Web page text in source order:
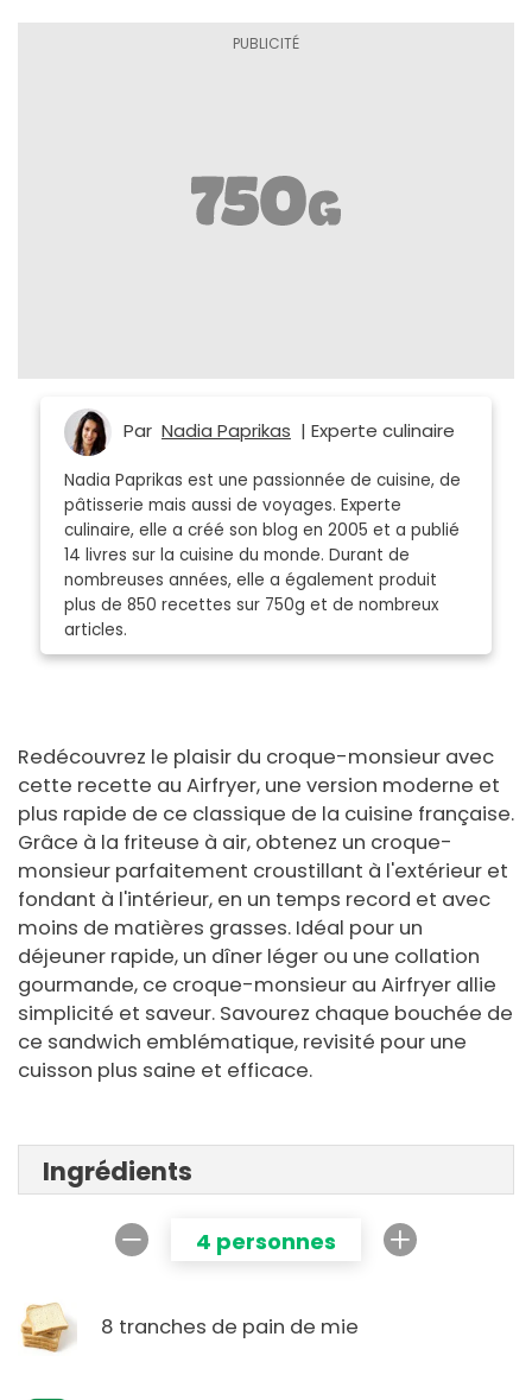
Par Nadia Paprikas | Experte culinaire
Nadia Paprikas est une passionnée de cuisine, de
pâtisserie mais aussi de voyages. Experte
culinaire, elle a créé son blog en 2005 et a publié
14 livres sur la cuisine du monde. Durant de
nombreuses années, elle a également produit
plus de 850 recettes sur 750g et de nombreux
articles.
Redécouvrez le plaisir du croque-monsieur avec
cette recette au Airfryer, une version moderne et
plus rapide de ce classique de la cuisine française.
Grâce à la friteuse à air, obtenez un croque-
monsieur parfaitement croustillant à l'extérieur et
fondant à l'intérieur, en un temps record et avec
moins de matières grasses. Idéal pour un
déjeuner rapide, un dîner léger ou une collation
gourmande, ce croque-monsieur au Airfryer allie
simplicité et saveur. Savourez chaque bouchée de
ce sandwich emblématique, revisité pour une
cuisson plus saine et efficace.
Ingrédients
4 personnes
8 tranches de pain de mie